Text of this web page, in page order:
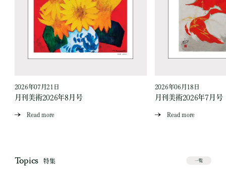
2026年07月21日
月刊美術2026年8月号
Read more
2026年06月18日
月刊美術2026年7月号
Read more
Topics 特集 一覧